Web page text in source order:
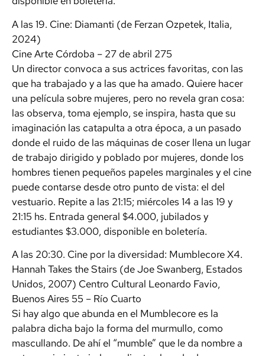
A las 19. Cine: Diamanti (de Ferzan Ozpetek, Italia,
2024)
Cine Arte Córdoba – 27 de abril 275
Un director convoca a sus actrices favoritas, con las
que ha trabajado y a las que ha amado. Quiere hacer
una película sobre mujeres, pero no revela gran cosa:
las observa, toma ejemplo, se inspira, hasta que su
imaginación las catapulta a otra época, a un pasado
donde el ruido de las máquinas de coser llena un lugar
de trabajo dirigido y poblado por mujeres, donde los
hombres tienen pequeños papeles marginales y el cine
puede contarse desde otro punto de vista: el del
vestuario. Repite a las 21:15; miércoles 14 a las 19 y
21:15 hs. Entrada general $4.000, jubilados y
estudiantes $3.000, disponible en boletería.
A las 20:30. Cine por la diversidad: Mumblecore X4.
Hannah Takes the Stairs (de Joe Swanberg, Estados
Unidos, 2007) Centro Cultural Leonardo Favio,
Buenos Aires 55 – Río Cuarto
Si hay algo que abunda en el Mumblecore es la
palabra dicha bajo la forma del murmullo, como
mascullando. De ahí el “mumble” que le da nombre a